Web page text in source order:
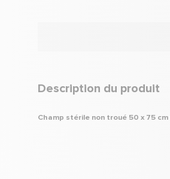
Description du produit
Champ stérile non troué 50 x 75 cm